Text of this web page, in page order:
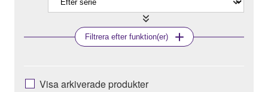
Filtrera efter funktion(er)
Visa arkiverade produkter